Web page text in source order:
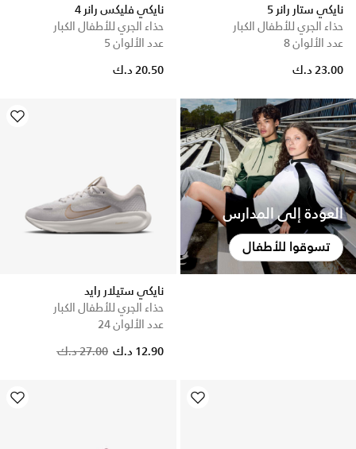
نايكي ستار رانر 5
حذاء الجري للأطفال الكبار
عدد الألوان 8
23.00 د.ك
نايكي فليكس رانر 4
حذاء الجري للأطفال الكبار
عدد الألوان 5
20.50 د.ك
العودة إلى المدارس
تسوقوا للأطفال
نايكي ستيلار رايد
حذاء الجري للأطفال الكبار
عدد الألوان 24
Price reduced from
27.00 د.ك to 12.90 د.ك